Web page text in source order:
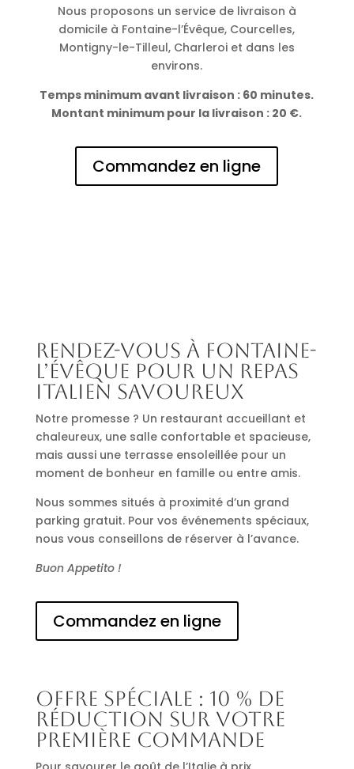
Nous proposons un service de livraison à
domicile à Fontaine-l’Évêque, Courcelles,
Montigny-le-Tilleul, Charleroi et dans les
environs.
Temps minimum avant livraison : 60 minutes.
Montant minimum pour la livraison : 20 €.
Commandez en ligne
Rendez-vous à Fontaine-
l’Évêque pour un repas
italien savoureux
Notre promesse ? Un restaurant accueillant et
chaleureux, une salle confortable et spacieuse,
mais aussi une terrasse ensoleillée pour un
moment de bonheur en famille ou entre amis.
Nous sommes situés à proximité d’un grand
parking gratuit. Pour vos événements spéciaux,
nous vous conseillons de réserver à l’avance.
Buon Appetito !
Commandez en ligne
Offre spéciale : 10 % de
réduction sur votre
première commande